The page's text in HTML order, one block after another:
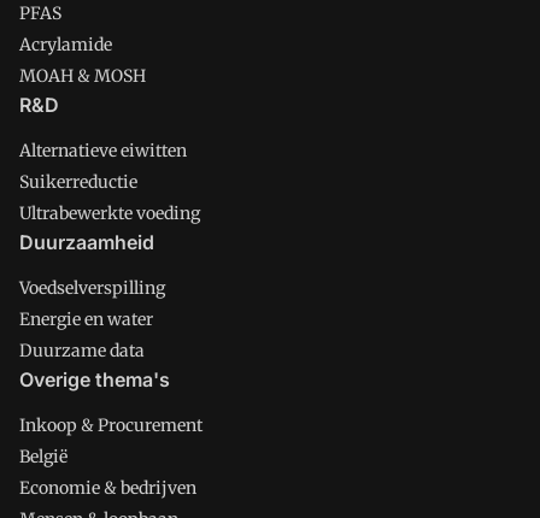
PFAS
Acrylamide
MOAH & MOSH
R&D
Alternatieve eiwitten
Suikerreductie
Ultrabewerkte voeding
Duurzaamheid
Voedselverspilling
Energie en water
Duurzame data
Overige thema's
Inkoop & Procurement
België
Economie & bedrijven